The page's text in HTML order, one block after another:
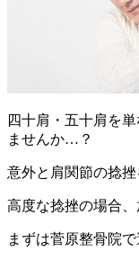
四十肩・五十肩を
ませんか…？
意外と肩関節の捻挫
高度な捻挫の場合、
まずは菅原整骨院